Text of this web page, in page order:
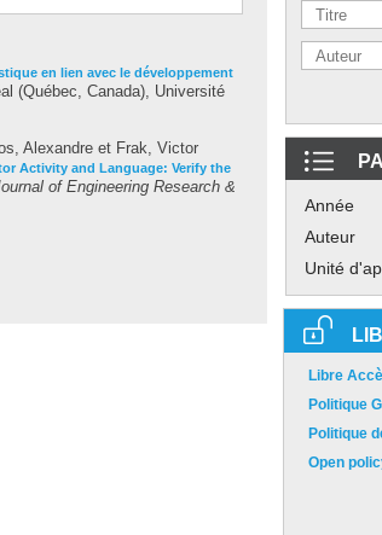
en lien avec le développement
(Québec, Canada), Université
Alexandre et Frak, Victor
Activity and Language: Verify the
of Engineering Research &
Année
Auteur
Unité
Libre
Politique
Politique
Open